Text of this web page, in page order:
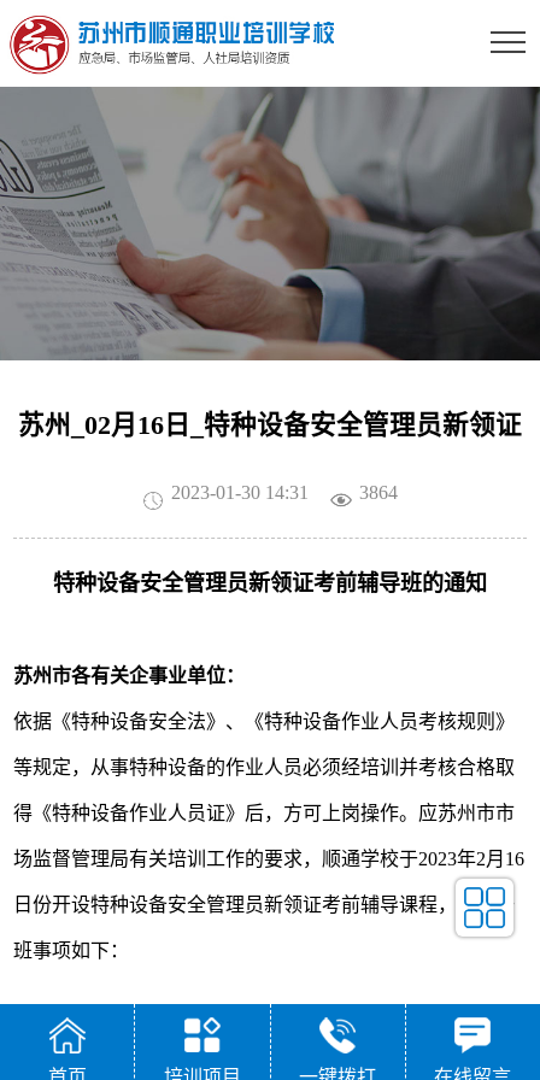
苏州_02月16日_特种设备安全管理员新领证
2023-01-30 14:31 3864
特种设备安全管理员新领证考前辅导班的通知
苏州市各有关企事业单位：
依据《特种设备安全法》、《特种设备作业人员考核规则》
等规定，从事特种设备的作业人员必须经培训并考核合格取
得《特种设备作业人员证》后，方可上岗操作。应苏州市市
场监督管理局有关培训工作的要求，顺通学校于2023年2月16
日份开设特种设备安全管理员新领证考前辅导课程，具体开
班事项如下：
一、参加对象：